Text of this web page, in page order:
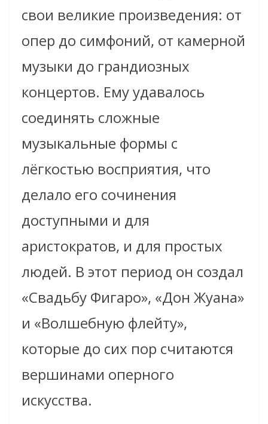
свои великие произведения: от
опер до симфоний, от камерной
музыки до грандиозных
концертов. Ему удавалось
соединять сложные
музыкальные формы с
лёгкостью восприятия, что
делало его сочинения
доступными и для
аристократов, и для простых
людей. В этот период он создал
«Свадьбу Фигаро», «Дон Жуана»
и «Волшебную флейту»,
которые до сих пор считаются
вершинами оперного
искусства.